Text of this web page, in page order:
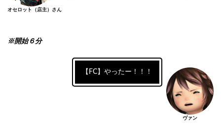
オセロット（店主）さん
※開始６分
【FC】やったー！！！
ヴァン